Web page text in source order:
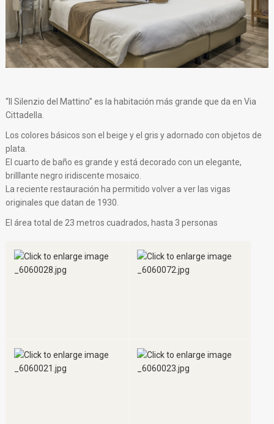
“Il Silenzio del Mattino” es la habitación más grande que da en Via
Cittadella.
Los colores básicos son el beige y el gris y adornado con objetos de
plata.
El cuarto de baño es grande y está decorado con un elegante,
brilllante negro iridiscente mosaico.
La reciente restauración ha permitido volver a ver las vigas
originales que datan de 1930.
El área total de 23 metros cuadrados, hasta 3 personas